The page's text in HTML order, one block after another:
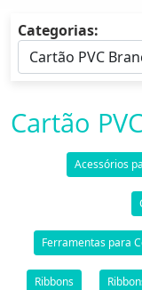
Categorias:
Cartão
Acessórios
Ferramentas para
Ribbons